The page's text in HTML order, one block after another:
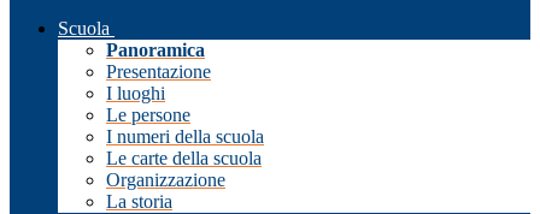
Scuola
Panoramica
Presentazione
I luoghi
Le persone
I numeri della scuola
Le carte della scuola
Organizzazione
La storia